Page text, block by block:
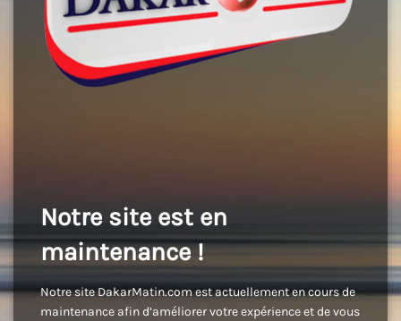
Notre site est en
maintenance !
Notre site DakarMatin.com est actuellement en cours de
maintenance afin d’améliorer votre expérience et de vous